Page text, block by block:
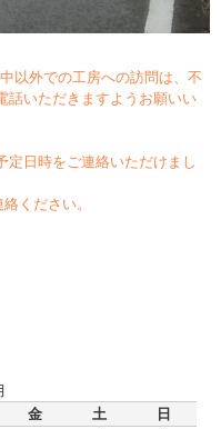
以外での工房への訪問は、不
話いただきますようお願いい
定日時をご連絡いただけまし
ください。
金 土
日